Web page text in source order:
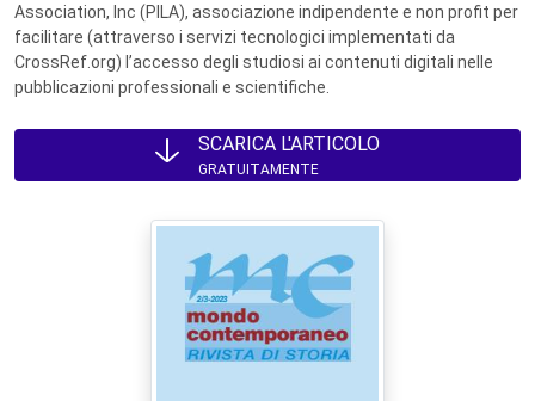
Association, Inc (PILA), associazione indipendente e non profit per
facilitare (attraverso i servizi tecnologici implementati da
CrossRef.org) l’accesso degli studiosi ai contenuti digitali nelle
pubblicazioni professionali e scientifiche.
SCARICA L'ARTICOLO
GRATUITAMENTE